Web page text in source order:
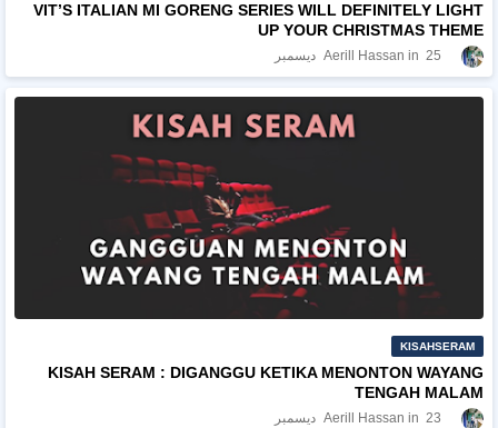
VIT’S ITALIAN MI GORENG SERIES WILL DEFINITELY LIGHT
UP YOUR CHRISTMAS THEME
Aerill Hassan 25 ديسمبر
KISAHSERAM
KISAH SERAM : DIGANGGU KETIKA MENONTON WAYANG
TENGAH MALAM
Aerill Hassan 23 ديسمبر